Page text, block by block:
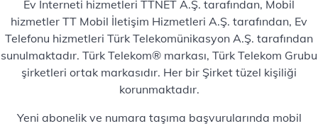
Ev İnterneti hizmetleri TTNET A.Ş. tarafından, Mobil
hizmetler TT Mobil İletişim Hizmetleri A.Ş. tarafından, Ev
Telefonu hizmetleri Türk Telekomünikasyon A.Ş. tarafından
sunulmaktadır. Türk Telekom® markası, Türk Telekom Grubu
şirketleri ortak markasıdır. Her bir Şirket tüzel kişiliği
korunmaktadır.
Yeni abonelik ve numara taşıma başvurularında mobil